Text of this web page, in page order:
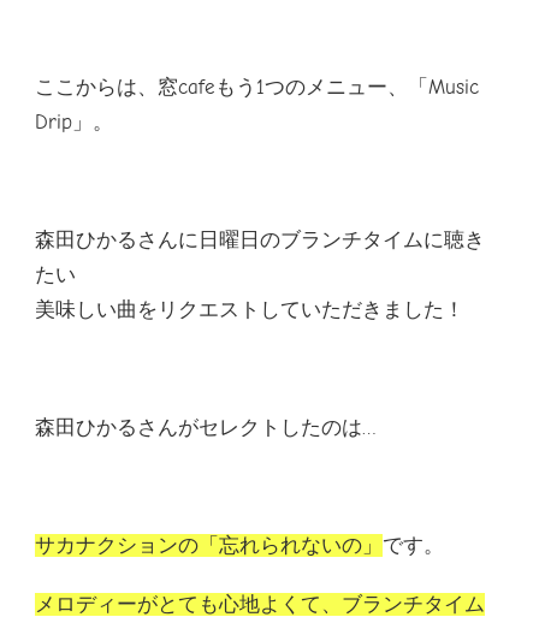
ここからは、窓cafeもう1つのメニュー、「Music
Drip」。
森田ひかるさんに日曜日のブランチタイムに聴き
たい
美味しい曲をリクエストしていただきました！
森田ひかるさんがセレクトしたのは…
サカナクションの「忘れられないの」 です。
メロディーがとても心地よくて、ブランチタイム